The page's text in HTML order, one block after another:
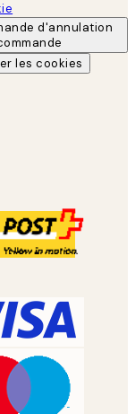
d'annulation
les cookies